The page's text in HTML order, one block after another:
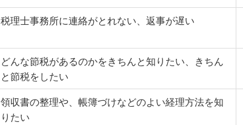
税理士事務所に連絡がとれない、返事が遅い
どんな節税があるのかをきちんと知りたい、きちん
と節税をしたい
領収書の整理や、帳簿づけなどのよい経理方法を知
りたい